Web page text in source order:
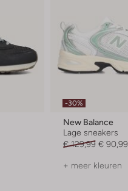
-30%
New Balance
Lage sneakers
€ 129,99 € 90,99
+ meer kleuren